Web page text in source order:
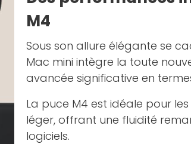
M4
Sous son allure élégante se
Mac mini intègre la toute
avancée significative en
La puce M4 est idéale pour
léger, offrant une fluidité
logiciels.